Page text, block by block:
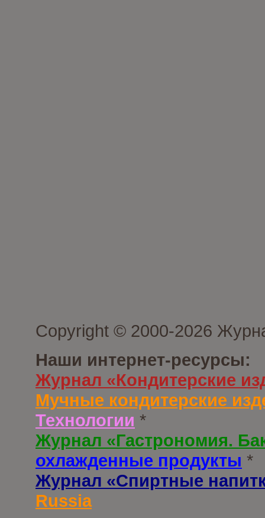
Copyright © 2000-2026
Наши интернет-ресурсы:
Журнал «Кондитерские
Мучные кондитерские
Технологии *
Журнал «Гастрономия.
охлажденные продукты *
Журнал «Спиртные
Russia